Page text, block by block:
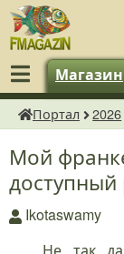
Магазин
fMagazin.ru
Портал 2026
Мой
доступный
Ikotaswamy